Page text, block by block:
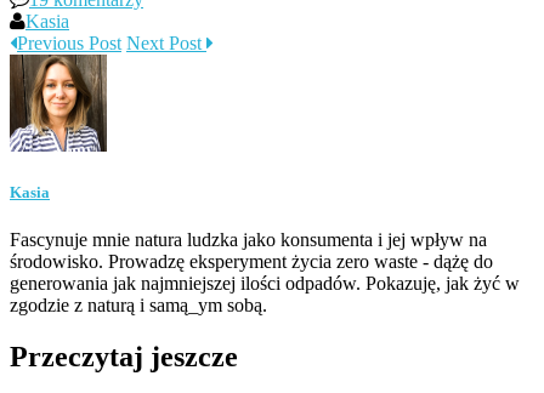
Kasia
Previous Post Next Post
Kasia
Fascynuje mnie natura ludzka jako konsumenta i jej wpływ na
środowisko. Prowadzę eksperyment życia zero waste - dążę do
generowania jak najmniejszej ilości odpadów. Pokazuję, jak żyć w
zgodzie z naturą i samą_ym sobą.
Przeczytaj jeszcze